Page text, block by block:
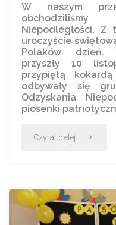
W naszym
Niepodległości.
uroczyście
Polaków dzień.
przyszły 10
przypiętą
odbywały się
Odzyskania
piosenki
Czytaj dalej...